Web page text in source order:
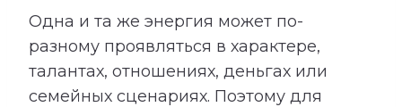
Одна и та же энергия может по-
разному проявляться в характере,
талантах, отношениях, деньгах или
семейных сценариях. Поэтому для